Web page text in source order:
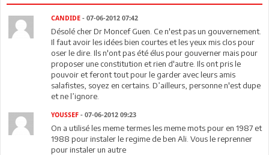
CANDIDE - 07-06-2012 07:42
Désolé cher Dr Moncef Guen. Ce n'est pas un gouvernement.
Il faut avoir les idées bien courtes et les yeux mis clos pour
oser le dire. Ils n'ont pas été élus pour gouverner mais pour
proposer une constitution et rien d'autre. Ils ont pris le
pouvoir et feront tout pour le garder avec leurs amis
salafistes, soyez en certains. D’ailleurs, personne n'est dupe
et ne l’ignore.
YOUSSEF - 07-06-2012 09:23
On a utilisé les meme termes les meme mots pour en 1987 et
1988 pour instaler le regime de ben Ali. Vous le reprenner
pour instaler un autre